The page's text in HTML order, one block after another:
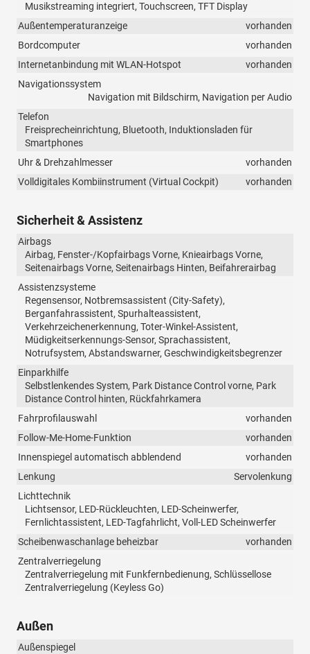
Musikstreaming integriert, Touchscreen, TFT Display
Außentemperaturanzeige
vorhanden
Bordcomputer
vorhanden
Internetanbindung mit WLAN-Hotspot
vorhanden
Navigationssystem
Navigation mit Bildschirm, Navigation per Audio
Telefon
Freisprecheinrichtung, Bluetooth, Induktionsladen für
Smartphones
Uhr & Drehzahlmesser
vorhanden
Volldigitales Kombiinstrument (Virtual Cockpit)
vorhanden
Sicherheit & Assistenz
Airbags
Airbag, Fenster-/Kopfairbags Vorne, Knieairbags Vorne,
Seitenairbags Vorne, Seitenairbags Hinten, Beifahrerairbag
Assistenzsysteme
Regensensor, Notbremsassistent (City-Safety),
Berganfahrassistent, Spurhalteassistent,
Verkehrzeichenerkennung, Toter-Winkel-Assistent,
Müdigkeitserkennungs-Sensor, Sprachassistent,
Notrufsystem, Abstandswarner, Geschwindigkeitsbegrenzer
Einparkhilfe
Selbstlenkendes System, Park Distance Control vorne, Park
Distance Control hinten, Rückfahrkamera
Fahrprofilauswahl
vorhanden
Follow-Me-Home-Funktion
vorhanden
Innenspiegel automatisch abblendend
vorhanden
Lenkung
Servolenkung
Lichttechnik
Lichtsensor, LED-Rückleuchten, LED-Scheinwerfer,
Fernlichtassistent, LED-Tagfahrlicht, Voll-LED Scheinwerfer
Scheibenwaschanlage beheizbar
vorhanden
Zentralverriegelung
Zentralverriegelung mit Funkfernbedienung, Schlüssellose
Zentralverriegelung (Keyless Go)
Außen
Außenspiegel